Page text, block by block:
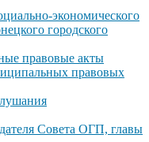
экономического
городского
правовые акты
правовых
Совета ОГП, главы